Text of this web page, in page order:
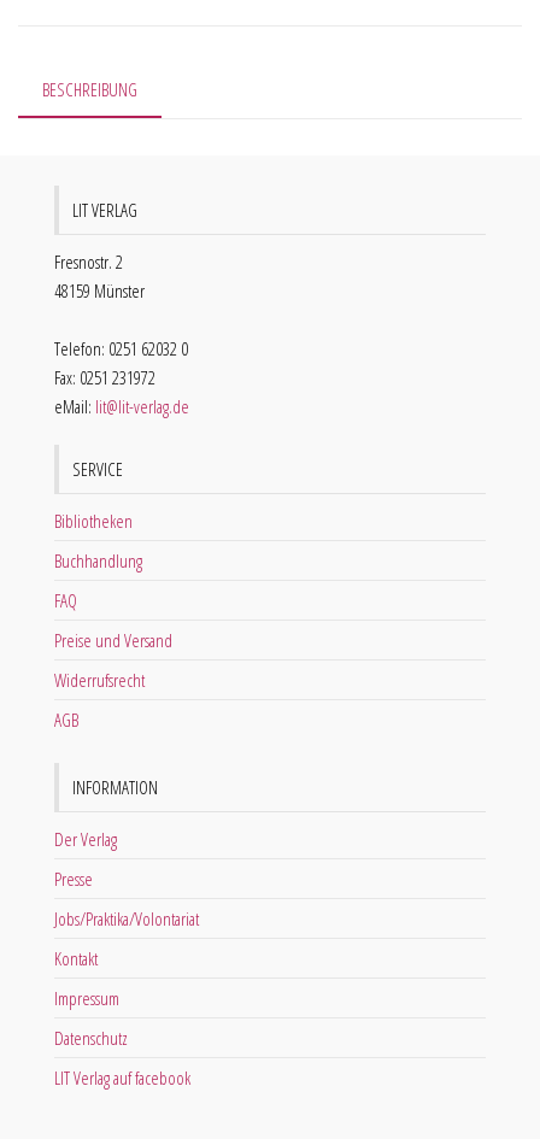
BESCHREIBUNG
LIT VERLAG
Fresnostr. 2
48159 Münster
Telefon: 0251 62032 0
Fax: 0251 231972
eMail: lit@lit-verlag.de
SERVICE
Bibliotheken
Buchhandlung
FAQ
Preise und Versand
Widerrufsrecht
AGB
INFORMATION
Der Verlag
Presse
Jobs/Praktika/Volontariat
Kontakt
Impressum
Datenschutz
LIT Verlag auf facebook